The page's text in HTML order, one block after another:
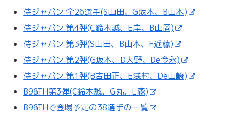
侍ジャパン 全26選手(S山田、G坂本、B山本)
侍ジャパン 第4弾(C鈴木誠、E岸、B山岡)
侍ジャパン 第3弾(S山田、B山本、F近藤)
侍ジャパン 第2弾(G坂本、D大野、De今永)
侍ジャパン 第1弾(B吉田正、E浅村、De山崎)
B9&TH第3弾(C鈴木誠、G丸、L森)
B9&THで登場予定の38選手の一覧